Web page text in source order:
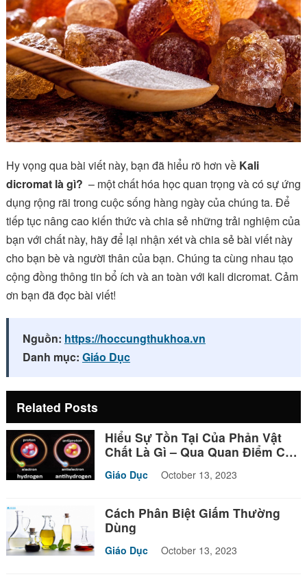
Hy vọng qua bài viết này, bạn đã hiểu rõ hơn về Kali
dicromat là gì? – một chất hóa học quan trọng và có sự ứng
dụng rộng rãi trong cuộc sống hàng ngày của chúng ta. Để
tiếp tục nâng cao kiến thức và chia sẻ những trải nghiệm của
bạn với chất này, hãy để lại nhận xét và chia sẻ bài viết này
cho bạn bè và người thân của bạn. Chúng ta cùng nhau tạo
cộng đồng thông tin bổ ích và an toàn với kali dicromat. Cảm
ơn bạn đã đọc bài viết!
Nguồn: https://hoccungthukhoa.vn
Danh mục: Giáo Dục
Related Posts
Hiểu Sự Tồn Tại Của Phản Vật
Chất Là Gì – Qua Quan Điểm Của
Giáo Dục October 13, 2023
Cách Phân Biệt Giấm Thường
Dùng
Giáo Dục October 13, 2023